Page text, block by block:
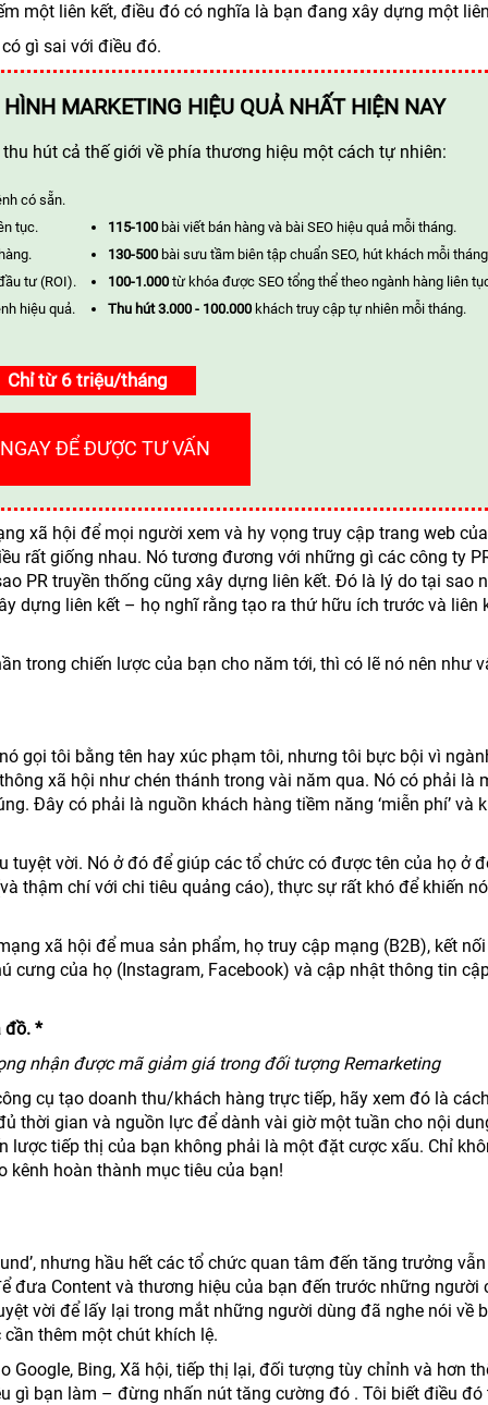
một liên kết, điều đó có nghĩa là bạn đang xây dựng một
gì sai với điều đó.
MARKETING HIỆU QUẢ NHẤT HIỆN NAY
hút cả thế giới về phía thương hiệu một cách tự nhiên:
có sẵn.
tục.
tư (ROI).
hiệu quả.
115-100 bài viết bán hàng và bài SEO hiệu quả mỗi tháng.
130-500 bài sưu tầm biên tập chuẩn SEO, hút khách mỗi
100-1.000 từ khóa được SEO tổng thể theo ngành hàng liên
Thu hút 3.000 - 100.000 khách truy cập tự nhiên mỗi tháng.
Chỉ từ 6 triệu/tháng
ĐỂ ĐƯỢC TƯ VẤN
xã hội để mọi người xem và hy vọng truy cập trang web
rất giống nhau. Nó tương đương với những gì các công ty
PR truyền thống cũng xây dựng liên kết. Đó là lý do tại sao
dựng liên kết – họ nghĩ rằng tạo ra thứ hữu ích trước và liên
trong chiến lược của bạn cho năm tới, thì có lẽ nó nên như
gọi tôi bằng tên hay xúc phạm tôi, nhưng tôi bực bội vì
xã hội như chén thánh trong vài năm qua. Nó có phải là
Đây có phải là nguồn khách hàng tiềm năng ‘miễn phí’ và
vời. Nó ở đó để giúp các tổ chức có được tên của họ ở
thậm chí với chi tiêu quảng cáo), thực sự rất khó để khiến
xã hội để mua sản phẩm, họ truy cập mạng (B2B), kết
cưng của họ (Instagram, Facebook) và cập nhật thông tin
đồ. *
nhận được mã giảm giá trong đối tượng Remarketing
cụ tạo doanh thu/khách hàng trực tiếp, hãy xem đó là
thời gian và nguồn lực để dành vài giờ một tuần cho nội
lược tiếp thị của bạn không phải là một đặt cược xấu. Chỉ
kênh hoàn thành mục tiêu của bạn!
nhưng hầu hết các tổ chức quan tâm đến tăng trưởng
đưa Content và thương hiệu của bạn đến trước những người
vời để lấy lại trong mắt những người dùng đã nghe nói về
thêm một chút khích lệ.
Google, Bing, Xã hội, tiếp thị lại, đối tượng tùy chỉnh và hơn
gì bạn làm – đừng nhấn nút tăng cường đó . Tôi biết điều đó